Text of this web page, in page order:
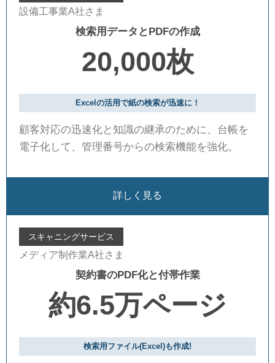
設備工事業A社さま
検索用データとPDFの作成
20,000枚
Excelの活用で紙の検索が迅速に！
顧客対応の迅速化と知識の継承のために、台帳を
電子化して、管理番号からの検索機能を強化。
詳しく見る
スキャニングサービス
メディア制作業A社さま
契約書のPDF化と付帯作業
約6.5万ページ
検索用ファイル(Excel)も作成!